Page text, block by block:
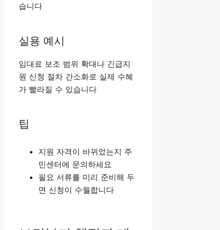
습니다
실용 예시
임대료 보조 범위 확대나 긴급지
원 신청 절차 간소화로 실제 수혜
가 빨라질 수 있습니다
팁
지원 자격이 바뀌었는지 주
민센터에 문의하세요
필요 서류를 미리 준비해 두
면 신청이 수월합니다